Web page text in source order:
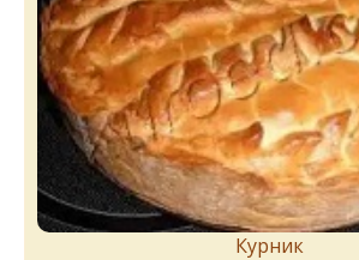
Курник